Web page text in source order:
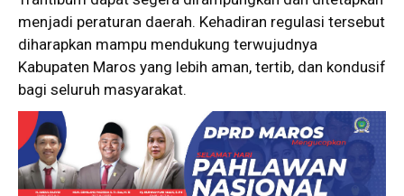
menjadi peraturan daerah. Kehadiran regulasi tersebut
diharapkan mampu mendukung terwujudnya
Kabupaten Maros yang lebih aman, tertib, dan kondusif
bagi seluruh masyarakat.